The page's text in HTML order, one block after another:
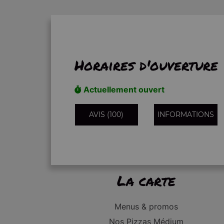
Horaires d'ouverture
Actuellement ouvert
AVIS (100) INFORMATIONS
La carte
Menus & promos
Nos Pizzas Médium